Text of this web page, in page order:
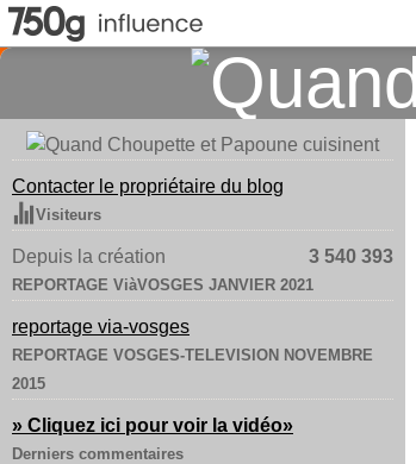
Contacter le propriétaire du blog
Visiteurs
Depuis la création 3 540 393
REPORTAGE ViàVOSGES JANVIER 2021
reportage via-vosges
REPORTAGE VOSGES-TELEVISION NOVEMBRE
2015
» Cliquez ici pour voir la vidéo»
Derniers commentaires